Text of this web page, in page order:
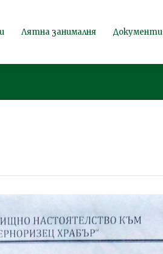
Лятна занималня Документи
на